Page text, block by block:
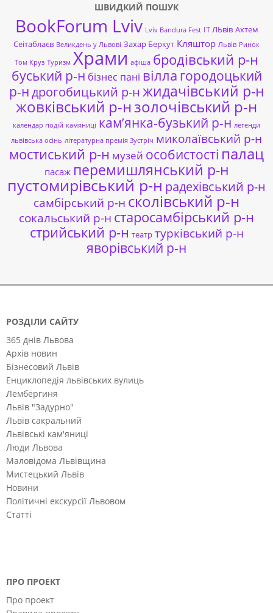
ШВИДКИЙ ПОШУК
BookForum Lviv Lviv Bandura Fest ІТ ЛЬвів Ахтем
Сеітаблаєв Великдень у Львові Захар Беркут Кляштор Львів Ринок
Том Круз Туризм Храми афіша бродівський р-н
буський р-н бізнес пані вілла городоцький
р-ндрогобицький р-н жидачівський р-н
жовківський р-нзолочівський р-н
календар подій камяниці кам’янка-бузький р-н легенди
львівська осінь літературна премія Зустріч миколаївський р-н
мостиський р-н музей особистості палац
пасаж перемишлянський р-н
пустомирівський р-н радехівський р-н
самбірський р-н сколівський р-н
сокальський р-н старосамбірський р-н
стрийський р-н театр турківський р-н
яворівський р-н
РОЗДІЛИ САЙТУ
365 днів Львова
Архів новин
Бізнесовий Львів
Енциклопедія львівських вулиць
Лембергиня
Львів "Задурно"
Львів сакральний
Львівські кам'яниці
Люди Львова
Маловідома Львівщина
Мистецький Львів
Новини
Політичні екскурсії Львовом
Статті
ПРО ПРОЕКТ
Про проект